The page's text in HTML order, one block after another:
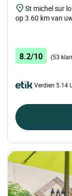
St michel sur
op 3.60 km van
8.2/10 (53
Verdien 5.14